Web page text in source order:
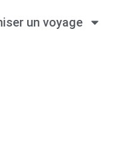
un voyage